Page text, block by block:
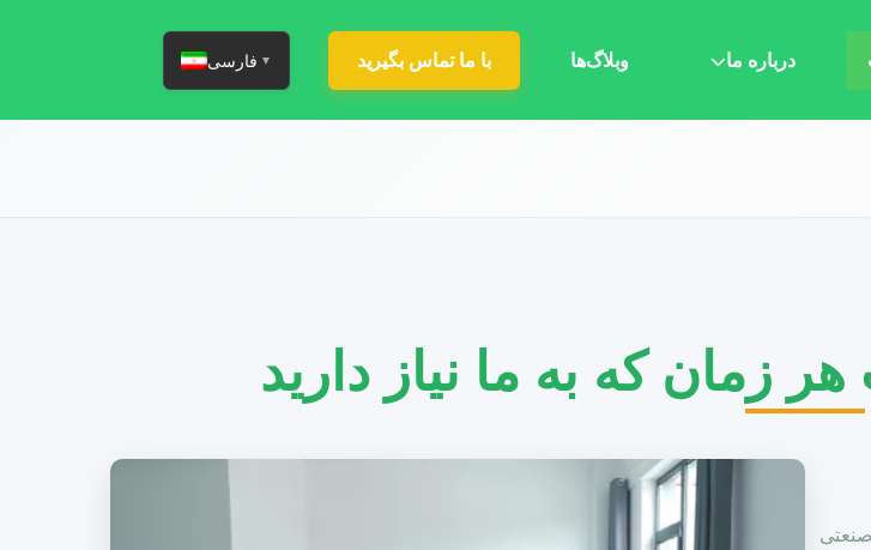
درباره ما وبلاگ‌ها با ما تماس بگیرید فارسی ▼
زمان که به ما نیاز دارید
سال 2009، یک پارک صنعتی